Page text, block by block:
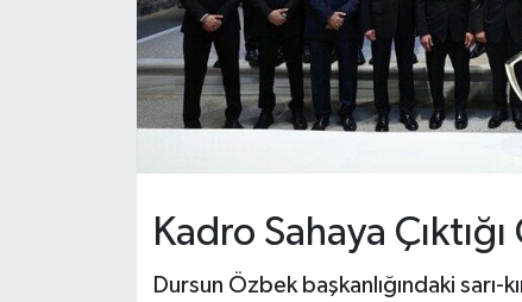
Kadro Sahaya
Dursun Özbek başkanlığındaki sarı-